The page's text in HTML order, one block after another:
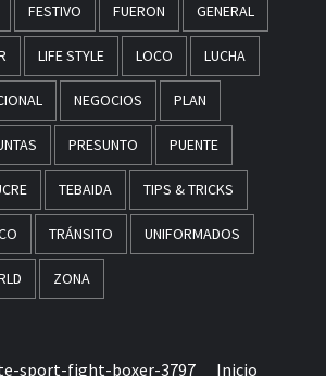
FESTIVO FUERON GENERAL
LIFE STYLE LOCO LUCHA
NEGOCIOS PLAN
PRESUNTO PUENTE
TEBAIDA TIPS & TRICKS
TRÁNSITO UNIFORMADOS
ZONA
sport-fight-boxer-3797 Inicio